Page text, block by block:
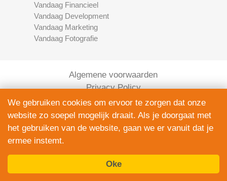
Vandaag Financieel
Vandaag Development
Vandaag Marketing
Vandaag Fotografie
Algemene voorwaarden
Privacy Policy
Contact
Bedrijven Inlog
We gebruiken cookies om ervoor te zorgen dat onze
website zo soepel mogelijk draait. Als je doorgaat met
het gebruiken van de website, gaan we er vanuit dat je
ermee instemt.
Oke